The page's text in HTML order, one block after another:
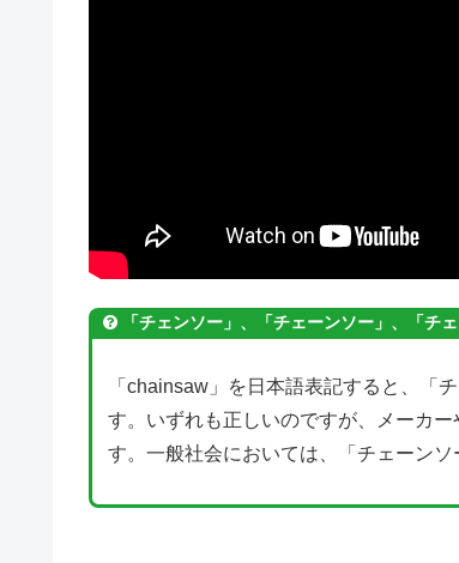
「チェンソー」、「チェーンソー」、「チ
「chainsaw」を日本語表記すると、「
す。いずれも正しいのですが、メーカ
す。一般社会においては、「チェーンソ